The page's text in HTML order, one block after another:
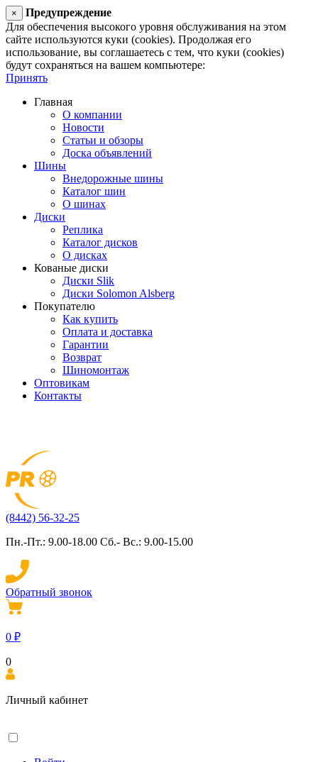
×
Предупреждение
Для обеспечения высокого уровня обслуживания на этом
сайте используются куки (cookies). Продолжая его
использование, вы соглашаетесь с тем, что куки (cookies)
будут сохраняться на вашем компьютере:
Принять
Главная
О компании
Новости
Статьи и обзоры
Доска объявлений
Шины
Внедорожные шины
Каталог шин
О шинах
Диски
Реплика
Каталог дисков
О дисках
Кованые диски
Диски Slik
Диски Solomon Alsberg
Покупателю
Как купить
Оплата и доставка
Гарантии
Возврат
Шиномонтаж
Оптовикам
Контакты
(8442) 56-32-25
Пн.-Пт.: 9.00-18.00 Сб.- Вс.: 9.00-15.00
Обратный звонок
0 ₽
0
Личный кабинет